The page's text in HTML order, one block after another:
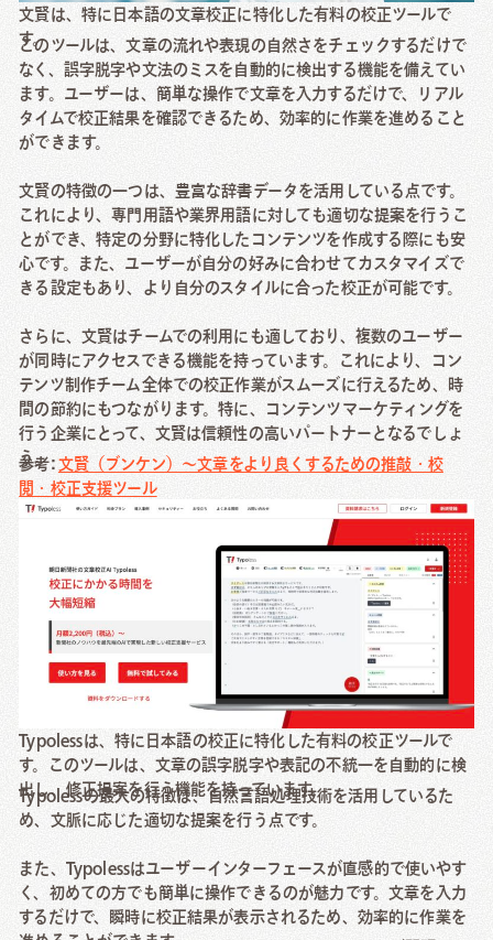
文賢は、特に日本語の文章校正に特化した有料の校正ツールで
す。
このツールは、文章の流れや表現の自然さをチェックするだけで
なく、誤字脱字や文法のミスを自動的に検出する機能を備えてい
ます。ユーザーは、簡単な操作で文章を入力するだけで、リアル
タイムで校正結果を確認できるため、効率的に作業を進めること
ができます。
文賢の特徴の一つは、豊富な辞書データを活用している点です。
これにより、専門用語や業界用語に対しても適切な提案を行うこ
とができ、特定の分野に特化したコンテンツを作成する際にも安
心です。また、ユーザーが自分の好みに合わせてカスタマイズで
きる設定もあり、より自分のスタイルに合った校正が可能です。
さらに、文賢はチームでの利用にも適しており、複数のユーザー
が同時にアクセスできる機能を持っています。これにより、コン
テンツ制作チーム全体での校正作業がスムーズに行えるため、時
間の節約にもつながります。特に、コンテンツマーケティングを
行う企業にとって、文賢は信頼性の高いパートナーとなるでしょ
う。
参考:文賢（ブンケン）～文章をより良くするための推敲・校
閲・校正支援ツール
[有料] Typoless
Typolessは、特に日本語の校正に特化した有料の校正ツールで
す。このツールは、文章の誤字脱字や表記の不統一を自動的に検
出し、修正提案を行う機能を持っています。
Typolessの最大の特徴は、自然言語処理技術を活用しているた
め、文脈に応じた適切な提案を行う点です。
また、Typolessはユーザーインターフェースが直感的で使いやす
く、初めての方でも簡単に操作できるのが魅力です。文章を入力
するだけで、瞬時に校正結果が表示されるため、効率的に作業を